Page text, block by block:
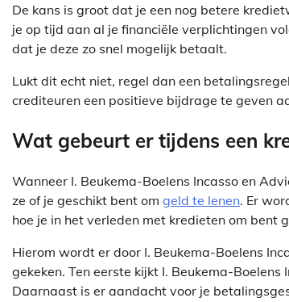
De kans is groot dat je een nog betere
je op tijd aan al je financiële verplichtingen
dat je deze zo snel mogelijk betaalt.
Lukt dit echt niet, regel dan een
crediteuren een positieve bijdrage te geven
Wat gebeurt er tijdens een
Wanneer I. Beukema-Boelens Incasso en
ze of je geschikt bent om geld te lenen. Er
hoe je in het verleden met kredieten om bent
Hierom wordt er door I. Beukema-Boelens
gekeken. Ten eerste kijkt I. Beukema-
Daarnaast is er aandacht voor je